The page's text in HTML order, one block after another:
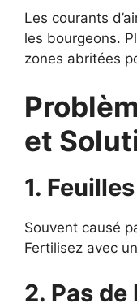
Les courants
les bourgeons.
zones abritées
et
1.
Souvent causé
Fertilisez avec
2. Pas de